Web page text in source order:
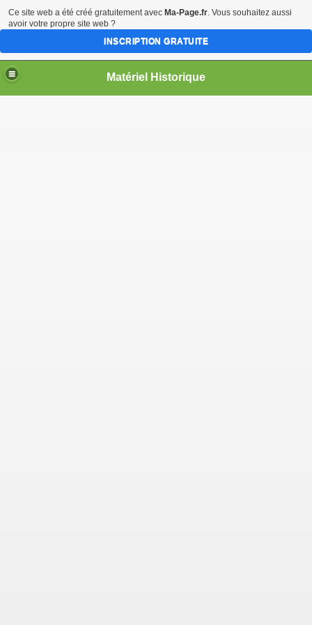
Matériel Historique
Ce site web a été créé gratuitement avec Ma-Page.fr. Vous souhaitez aussi
avoir votre propre site web ?
INSCRIPTION GRATUITE